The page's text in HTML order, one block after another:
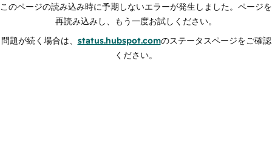
このページの読み込み時に予期しないエラーが発生しました。ページを
再読み込みし、もう一度お試しください。
問題が続く場合は、 status.hubspot.comのステータスページをご確認
ください。